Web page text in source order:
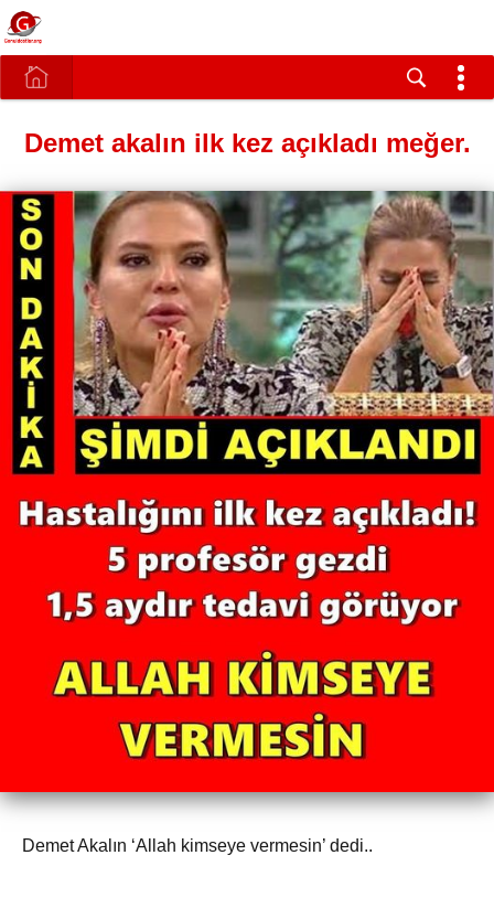
Demet akalın ilk kez açıkladı meğer.
Demet Akalın ‘Allah kimseye vermesin’ dedi..